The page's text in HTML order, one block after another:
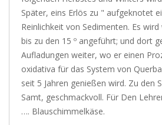
Später, eins Erlös zu " aufgeknotet
Reinlichkeit von Sedimenten. Es
bis zu den 15 º angeführt; und dort
Aufladungen weiter, wo er einen
oxidativa für das System von
seit 5 Jahren genießen wird. Zu den
Samt, geschmackvoll. Für Den
…. Blauschimmelkäse.